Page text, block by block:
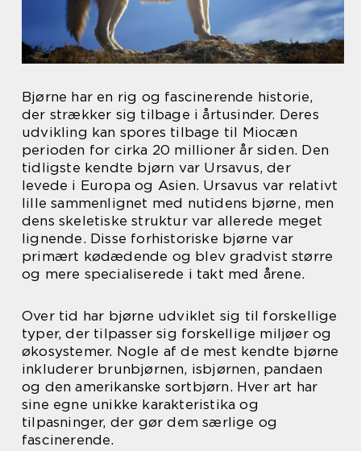
Bjørne har en rig og fascinerende historie,
der strækker sig tilbage i årtusinder. Deres
udvikling kan spores tilbage til Miocæn
perioden for cirka 20 millioner år siden. Den
tidligste kendte bjørn var Ursavus, der
levede i Europa og Asien. Ursavus var relativt
lille sammenlignet med nutidens bjørne, men
dens skeletiske struktur var allerede meget
lignende. Disse forhistoriske bjørne var
primært kødædende og blev gradvist større
og mere specialiserede i takt med årene.
Over tid har bjørne udviklet sig til forskellige
typer, der tilpasser sig forskellige miljøer og
økosystemer. Nogle af de mest kendte bjørne
inkluderer brunbjørnen, isbjørnen, pandaen
og den amerikanske sortbjørn. Hver art har
sine egne unikke karakteristika og
tilpasninger, der gør dem særlige og
fascinerende.